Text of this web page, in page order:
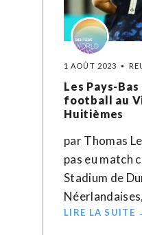
1 AOÛT 2023
Les Pays-
football au
Huitièmes
par Thomas
pas eu match
Stadium de
LIRE LA SUITE